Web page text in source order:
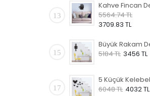
13
5564.74 TL
3709.83 TL
15
5184 TL 3456 TL
17
6048 TL 4032 TL